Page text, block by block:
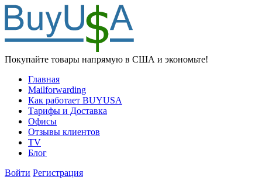
Покупайте товары напрямую в США и экономьте!
Главная
Mailforwarding
Как работает BUYUSA
Тарифы и Доставка
Офисы
Отзывы клиентов
TV
Блог
Войти Регистрация